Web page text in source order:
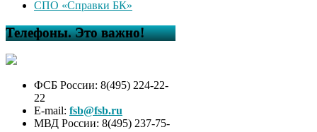
СПО «Справки БК»
Телефоны. Это важно!
ФСБ России: 8(495) 224-22-
22
E-mail: fsb@fsb.ru
МВД России: 8(495) 237-75-